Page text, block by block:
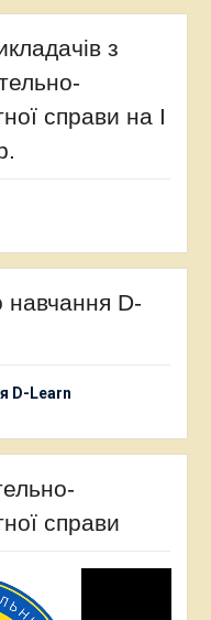
з
справи на І
навчання D-
D-Learn
справи